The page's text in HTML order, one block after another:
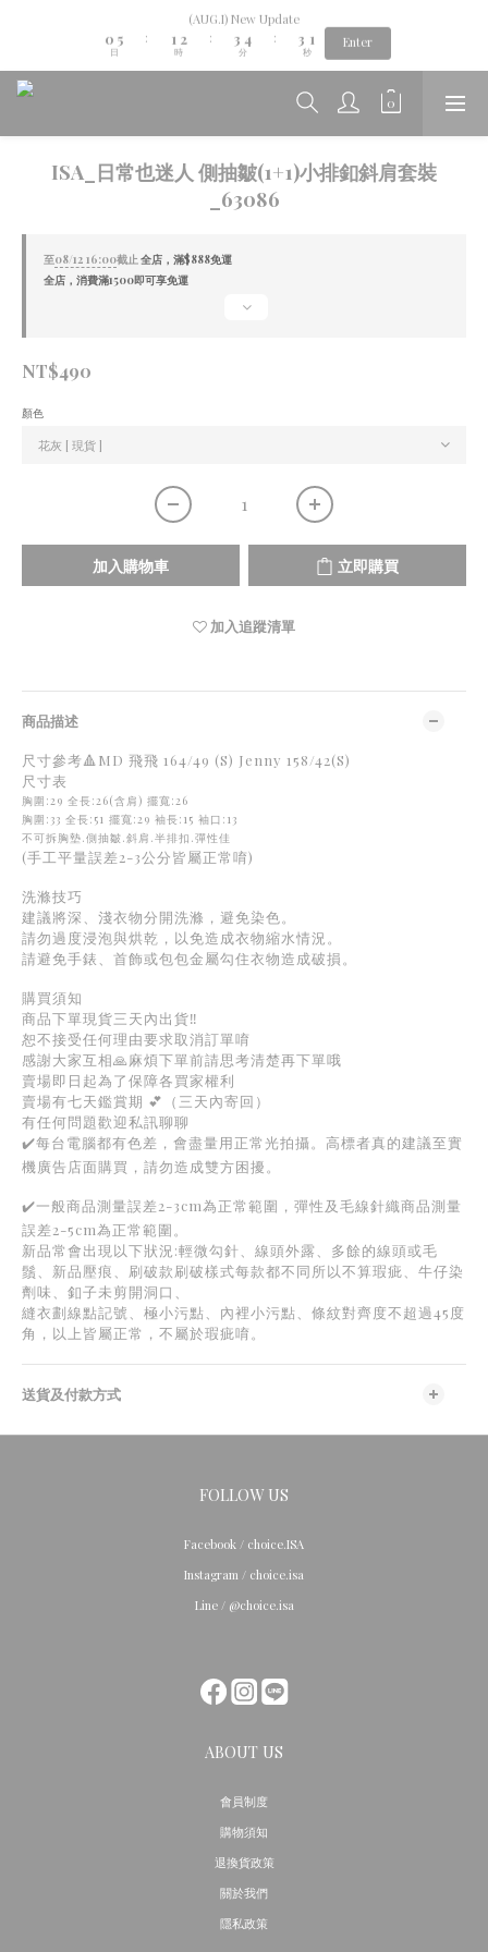
Aug.06th-Aug.12th new collection...🌺
(AUG.I) New Update
0 5
4
0
日
:
1
0
2
1
時
:
4
3
2
5
4
3
分
:
4
3
2
0
1
0
秒
Enter
Aug.06th-Aug.12th new collection...🌺
ISA_日常也迷人 側抽皺(1+1)小排釦斜肩套裝
_63086
至08/12 16:00截止 全店，滿$888免運
全店，消費滿1500即可享免運
NT$490
顏色
加入購物車 立即購買
加入追蹤清單
商品描述
尺寸參考🔺MD 飛飛 164/49 (S) Jenny 158/42(S)
尺寸表
胸圍:29 全長:26(含肩) 擺寬:26
胸圍:33 全長:51 擺寬:29 袖長:15 袖口:13
不可拆胸墊.側抽皺.斜肩.半排扣.彈性佳
(手工平量誤差2-3公分皆屬正常唷)
洗滌技巧
建議將深、淺衣物分開洗滌，避免染色。
請勿過度浸泡與烘乾，以免造成衣物縮水情況。
請避免手錶、首飾或包包金屬勾住衣物造成破損。
購買須知
商品下單現貨三天內出貨‼️
恕不接受任何理由要求取消訂單唷
感謝大家互相🙏麻煩下單前請思考清楚再下單哦
賣場即日起為了保障各買家權利
賣場有七天鑑賞期 💕（三天內寄回）
有任何問題歡迎私訊聊聊
✔️每台電腦都有色差，會盡量用正常光拍攝。高標者真的建議至實
機廣告店面購買，請勿造成雙方困擾。
✔️一般商品測量誤差2-3cm為正常範圍，彈性及毛線針織商品測量
誤差2-5cm為正常範圍。
新品常會出現以下狀況:輕微勾針、線頭外露、多餘的線頭或毛
鬚、新品壓痕、刷破款刷破樣式每款都不同所以不算瑕疵、牛仔染
劑味、釦子未剪開洞口、
縫衣劃線點記號、極小污點、內裡小污點、條紋對齊度不超過45 度
角，以上皆屬正常，不屬於瑕疵唷。
送貨及付款方式
FOLLOW US
Facebook / choice.ISA
Instagram / choice.isa
Line / @choice.isa
ABOUT US
會員制度
購物須知
退換貨政策
關於我們
隱私政策